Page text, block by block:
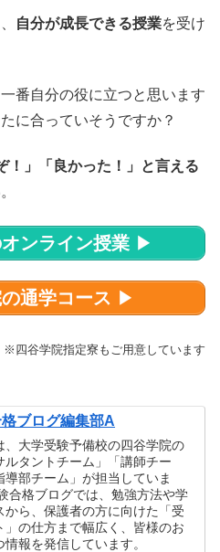
自分が成長できる授業を受け
番自分の役に立つと思います
に合っていそうですか？
！」「良かった！」と言える
ンライン授業 ▶
通学コース ▶
※四谷学院指定寮もご用意しています
ブログ編集部A
、大学受験予備校の四谷学院の
ルタントチーム」「講師チー
導部チーム」が担当していま
合格ブログでは、勉強方法や学
から、保護者の方に向けた「受
」の仕方まで幅広く、皆様のお
報を発信しています。